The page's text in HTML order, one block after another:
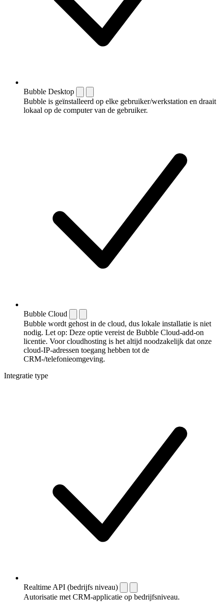
Bubble Desktop
Bubble is geïnstalleerd op elke gebruiker/werkstation en draait
lokaal op de computer van de gebruiker.
Bubble Cloud
Bubble wordt gehost in de cloud, dus lokale installatie is niet
nodig. Let op: Deze optie vereist de Bubble Cloud-add-on
licentie. Voor cloudhosting is het altijd noodzakelijk dat onze
cloud-IP-adressen toegang hebben tot de
CRM-/telefonieomgeving.
Integratie type
Realtime API (bedrijfs niveau)
Autorisatie met CRM-applicatie op bedrijfsniveau.